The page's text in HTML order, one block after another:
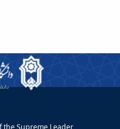
the Supreme Leader